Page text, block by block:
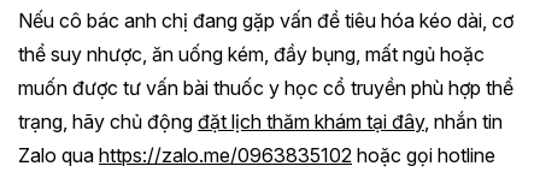
Nếu cô bác anh chị đang gặp vấn đề tiêu hóa kéo dài, cơ
thể suy nhược, ăn uống kém, đầy bụng, mất ngủ hoặc
muốn được tư vấn bài thuốc y học cổ truyền phù hợp thể
trạng, hãy chủ động đặt lịch thăm khám tại đây, nhắn tin
Zalo qua https://zalo.me/0963835102 hoặc gọi hotline